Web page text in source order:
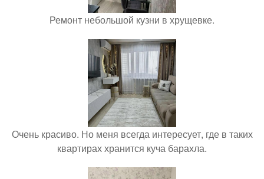
Ремонт небольшой кузни в хрущевке.
Очень красиво. Но меня всегда интересует, где в таких
квартирах хранится куча барахла.